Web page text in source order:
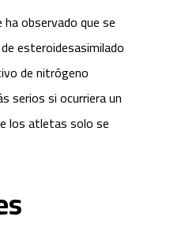
observado que se
esteroidesasimilado
de nitrógeno
serios si ocurriera un
los atletas solo se